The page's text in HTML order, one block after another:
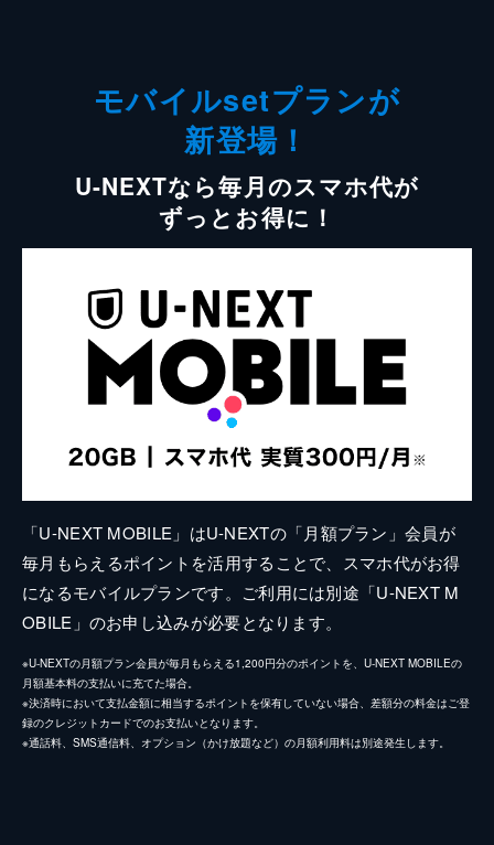
モバイルsetプランが
新登場！
U-NEXTなら毎月のスマホ代が
ずっとお得に！
「U-NEXT MOBILE」はU-NEXTの「月額プラン」会員が
毎月もらえるポイントを活用することで、スマホ代がお得
になるモバイルプランです。ご利用には別途「U-NEXT M
OBILE」のお申し込みが必要となります。
※U-NEXTの月額プラン会員が毎月もらえる1,200円分のポイントを、U-NEXT MOBILEの
月額基本料の支払いに充てた場合。
※決済時において支払金額に相当するポイントを保有していない場合、差額分の料金はご登
録のクレジットカードでのお支払いとなります。
※通話料、SMS通信料、オプション（かけ放題など）の月額利用料は別途発生します。